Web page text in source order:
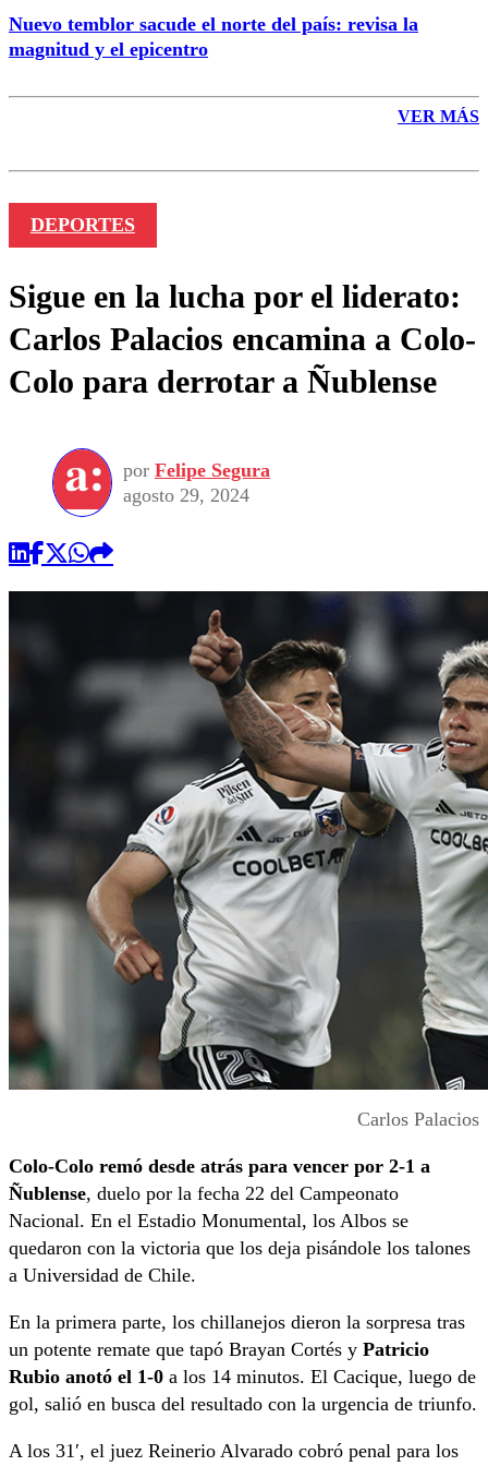
Nuevo temblor sacude el norte del país: revisa la
magnitud y el epicentro
VER MÁS
DEPORTES
Sigue en la lucha por el liderato:
Carlos Palacios encamina a Colo-
Colo para derrotar a Ñublense
por Felipe Segura
agosto 29, 2024
Carlos Palacios
Colo-Colo remó desde atrás para vencer por 2-1 a
Ñublense, duelo por la fecha 22 del Campeonato
Nacional. En el Estadio Monumental, los Albos se
quedaron con la victoria que los deja pisándole los talones
a Universidad de Chile.
En la primera parte, los chillanejos dieron la sorpresa tras
un potente remate que tapó Brayan Cortés y Patricio
Rubio anotó el 1-0 a los 14 minutos. El Cacique, luego de
gol, salió en busca del resultado con la urgencia de triunfo.
A los 31′, el juez Reinerio Alvarado cobró penal para los